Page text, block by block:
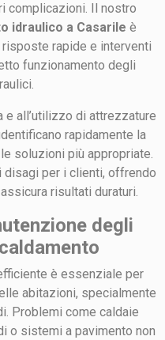
complicazioni. Il nostro
idraulico a Casarile è
rapide e interventi
funzionamento degli
e all’utilizzo di attrezzature
rapidamente la
soluzioni più appropriate.
disagi per i clienti, offrendo
risultati duraturi.
degli
è essenziale per
abitazioni, specialmente
Problemi come caldaie
o sistemi a pavimento non